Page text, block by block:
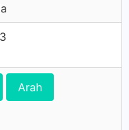
Arah